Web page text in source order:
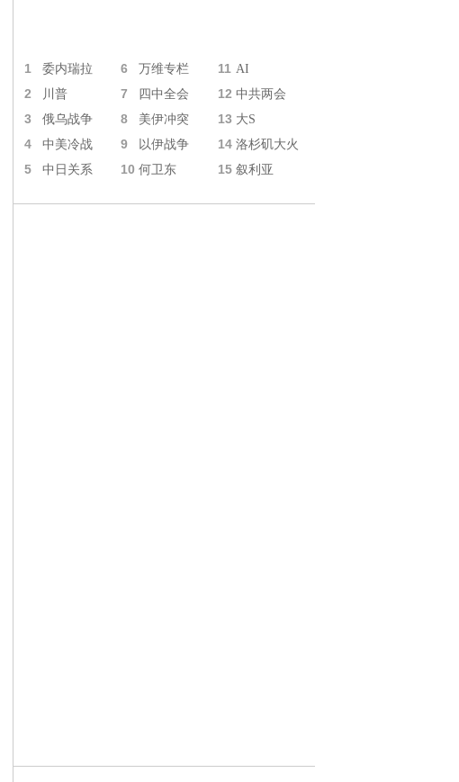
1 委内瑞拉 6 万维专栏 11 AI
2 川普 7 四中全会 12 中共两会
3 俄乌战争 8 美伊冲突 13 大S
4 中美冷战 9 以伊战争 14 洛杉矶大火
5 中日关系 10 何卫东 15 叙利亚